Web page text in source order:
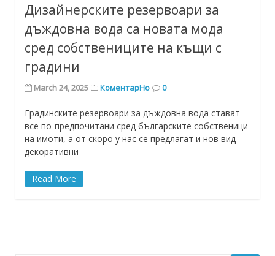
Дизайнерските резервоари за
дъждовна вода са новата мода
сред собствениците на къщи с
градини
March 24, 2025 КоментарНо 0
Градинските резервоари за дъждовна вода стават
все по-предпочитани сред българските собственици
на имоти, а от скоро у нас се предлагат и нов вид
декоративни
Read More